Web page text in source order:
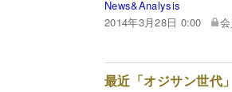
News&Analysis
2014年3月28日 0:00
最近「オジサン世代